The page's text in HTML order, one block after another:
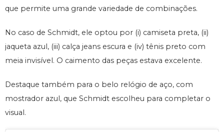
que permite uma grande variedade de combinações.
No caso de Schmidt, ele optou por (i) camiseta preta, (ii)
jaqueta azul, (iii) calça jeans escura e (iv) tênis preto com
meia invisível. O caimento das peças estava excelente.
Destaque também para o belo relógio de aço, com
mostrador azul, que Schmidt escolheu para completar o
visual.